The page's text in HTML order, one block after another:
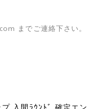
までご連絡下さい。
入間ﾗｳﾝﾄﾞ 確定エン